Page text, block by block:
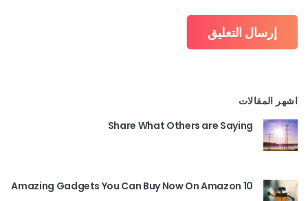
اشهر المقالات
Share What Others are Saying
10 Amazing Gadgets You Can Buy Now On Amazon